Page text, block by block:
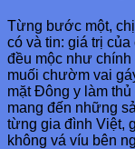
Từng bước một,
có và tin: giá trị
đều mộc như
muối chườm vai
mặt Đông y làm
mang đến những
từng gia đình Việt,
không vá víu bên